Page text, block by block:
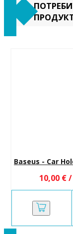
Baseus - Car
10,00 €